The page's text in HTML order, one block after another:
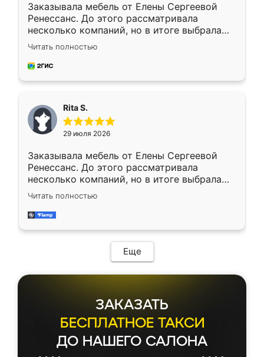
Заказывала мебель от Елены Сергеевой
Ренессанс. До этого рассматривала
несколько компаний, но в итоге выбрала
эту. Сначала обговорили условия, потом
приехал замерщик, всё спокойно объяснил
и снял размеры. Изготовили в срок, с
каких-либо доработок. Качеством осталась
довольна, все выглядит так, как и ожидала.
Читать полностью
Rita S.
29 июля 2026
Заказывала мебель от Елены Сергеевой
Ренессанс. До этого рассматривала
несколько компаний, но в итоге выбрала
эту. Сначала обговорили условия, потом
приехал замерщик, всё спокойно объяснил
и снял размеры. Изготовили в срок, с
мебель сразу встала на свое место без
каких-либо доработок. Качеством осталась
довольна, все выглядит так, как и ожидала.
Читать полностью
Еще
ЗАКАЗАТЬ
БЕСПЛАТНОЕ ТАКСИ
ДО НАШЕГО САЛОНА